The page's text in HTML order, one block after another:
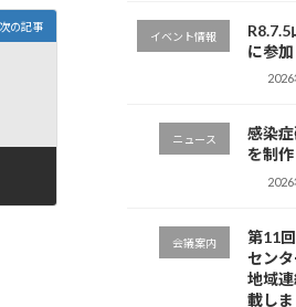
次の記事
イベント情報
に参
ニュース
感染
を制作
会議案内
第11
セン
地域
載しま